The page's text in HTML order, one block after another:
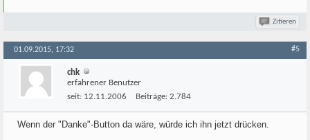
Zitieren
01.09.2015, 17:32 #5
chk
erfahrener Benutzer
seit: 12.11.2006 Beiträge: 2.784
Wenn der "Danke"-Button da wäre, würde ich ihn jetzt drücken.